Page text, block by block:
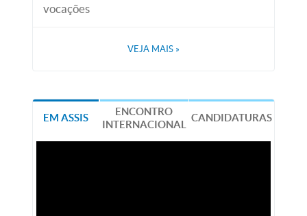
vocações
VEJA MAIS »
EM ASSIS
ENCONTRO
INTERNACIONAL
CANDIDATURAS